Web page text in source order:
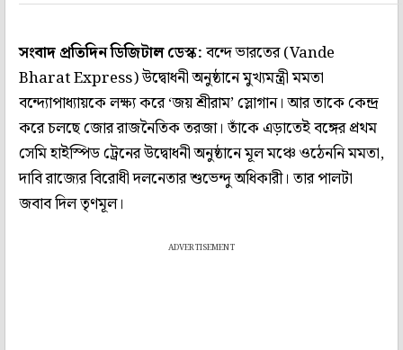
সংবাদ প্রতিদিন ডিজিটাল ডেস্ক:বন্দে ভারতের (Vande
Bharat Express) উদ্বোধনী অনুষ্ঠানে মুখ্যমন্ত্রী মমতা
বন্দ্যোপাধ্যায়কে লক্ষ্য করে ‘জয় শ্রীরাম’ স্লোগান। আর তাকে কেন্দ্র
করে চলছে জোর রাজনৈতিক তরজা। তাঁকে এড়াতেই বঙ্গের প্রথম
সেমি হাইস্পিড ট্রেনের উদ্বোধনী অনুষ্ঠানে মূল মঞ্চে ওঠেননি মমতা,
দাবি রাজ্যের বিরোধী দলনেতার শুভেন্দু অধিকারী। তার পালটা
জবাব দিল তৃণমূল।
ADVERTISEMENT